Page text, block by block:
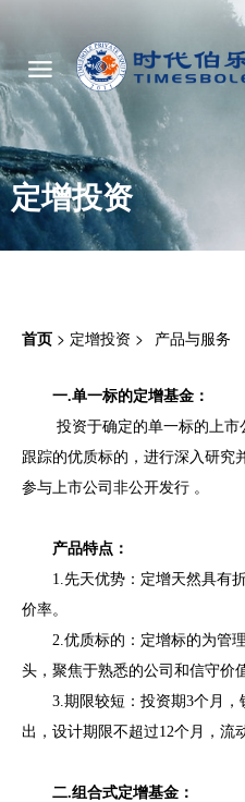
定增投资
首页 > 定增投资 > 产品与服务
一.单一标的定增基金：
投资于确定的单一标的上
跟踪的优质标的，进行深入研究
参与上市公司非公开发行 。
产品特点：
1.先天优势：定增天然具有
价率。
2.优质标的：定增标的为管
头，聚焦于熟悉的公司和信守价
3.期限较短：投资期3个月
出，设计期限不超过12个月，流
二.组合式定增基金：